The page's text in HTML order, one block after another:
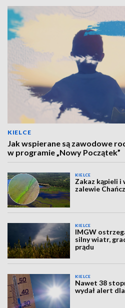
KIELCE
Jak wspierane są zawodowe
w programie „Nowy Początek”
KIELCE
Zakaz kąpieli i
zalewie
KIELCE
IMGW
silny wiatr,
prądu
KIELCE
Nawet 38
wydał alert